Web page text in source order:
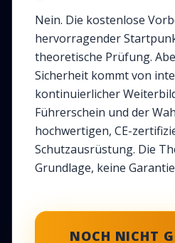
Nein. Die kostenlose
hervorragender
theoretische Prüfung.
Sicherheit kommt von
kontinuierlicher
Führerschein und der
hochwertigen, CE-
Schutzausrüstung. Die
Grundlage, keine
NOCH NICHT